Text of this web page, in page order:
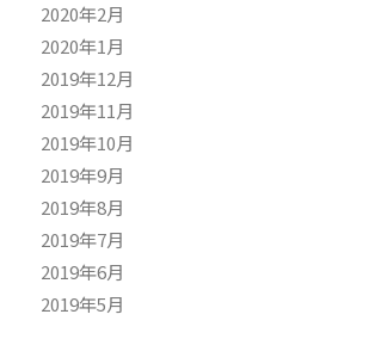
2020年2月
2020年1月
2019年12月
2019年11月
2019年10月
2019年9月
2019年8月
2019年7月
2019年6月
2019年5月